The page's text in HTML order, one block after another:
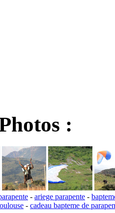
:
- ariege parapente -
- cadeau bapteme de